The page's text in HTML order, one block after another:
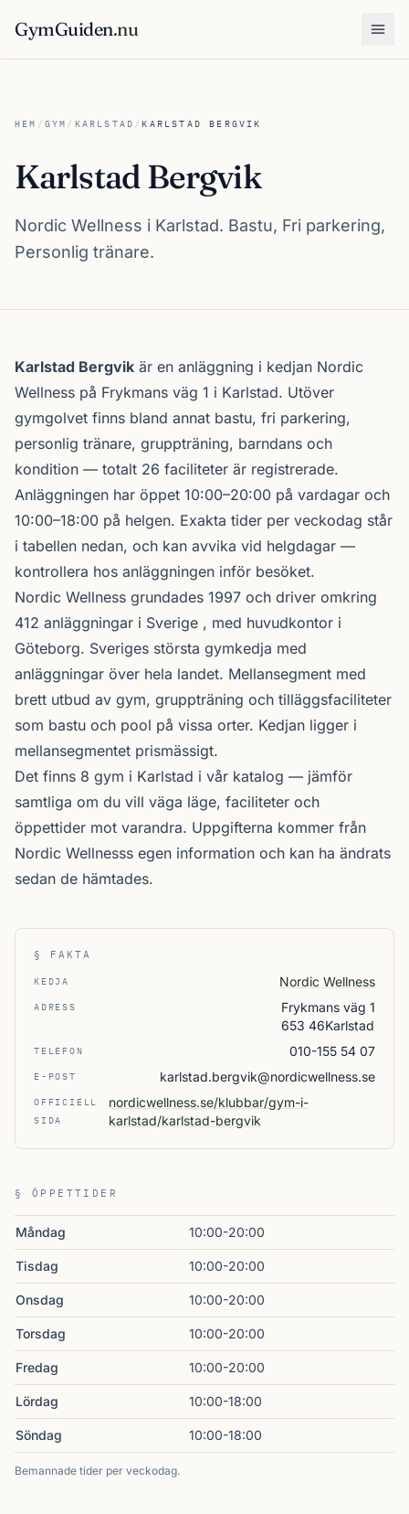
GymGuiden.nu
HEM / GYM / KARLSTAD /KARLSTAD BERGVIK
Karlstad Bergvik
Nordic Wellness i Karlstad. Bastu, Fri parkering,
Personlig tränare.
Om Karlstad Bergvik
Karlstad Bergvik är en anläggning i kedjan Nordic
Wellness på Frykmans väg 1 i Karlstad. Utöver
gymgolvet finns bland annat bastu, fri parkering,
personlig tränare, gruppträning, barndans och
kondition — totalt 26 faciliteter är registrerade.
Anläggningen har öppet 10:00–20:00 på vardagar och
10:00–18:00 på helgen. Exakta tider per veckodag står
i tabellen nedan, och kan avvika vid helgdagar —
kontrollera hos anläggningen inför besöket.
Nordic Wellness grundades 1997 och driver omkring
412 anläggningar i Sverige , med huvudkontor i
Göteborg. Sveriges största gymkedja med
anläggningar över hela landet. Mellansegment med
brett utbud av gym, gruppträning och tilläggsfaciliteter
som bastu och pool på vissa orter. Kedjan ligger i
mellansegmentet prismässigt.
Det finns 8 gym i Karlstad i vår katalog — jämför
samtliga om du vill väga läge, faciliteter och
öppettider mot varandra. Uppgifterna kommer från
Nordic Wellnesss egen information och kan ha ändrats
sedan de hämtades.
§ FAKTA
KEDJA Nordic Wellness
ADRESS
Frykmans väg 1
653 46Karlstad
TELEFON 010-155 54 07
E-POST karlstad.bergvik@nordicwellness.se
OFFICIELL
SIDA
nordicwellness.se/klubbar/gym-i-
karlstad/karlstad-bergvik
§ ÖPPETTIDER
Måndag 10:00-20:00
Tisdag 10:00-20:00
Onsdag 10:00-20:00
Torsdag 10:00-20:00
Fredag 10:00-20:00
Lördag 10:00-18:00
Söndag 10:00-18:00
Bemannade tider per veckodag.